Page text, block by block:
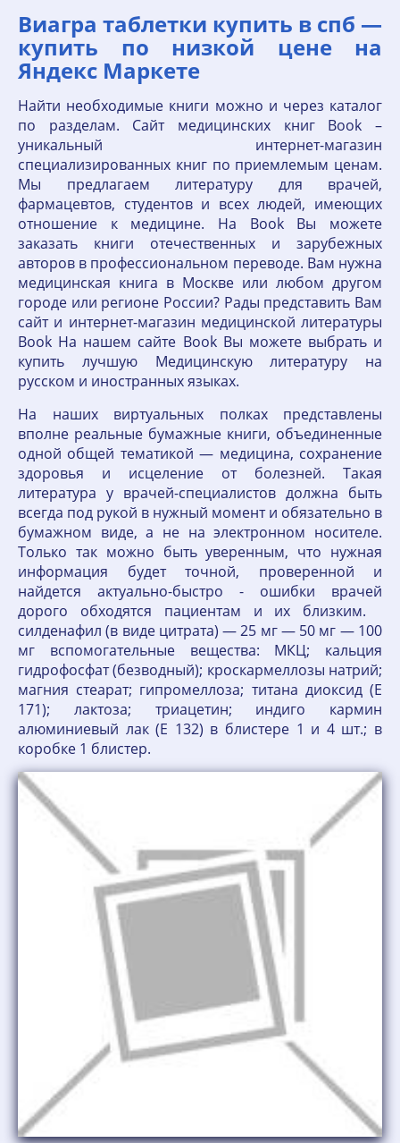
Виагра таблетки купить в спб —
купить по низкой цене на
Яндекс Маркете
Найти необходимые книги можно и через каталог
по разделам. Сайт медицинских книг Book –
уникальный интернет-магазин
специализированных книг по приемлемым ценам.
Мы предлагаем литературу для врачей,
фармацевтов, студентов и всех людей, имеющих
отношение к медицине. На Book Вы можете
заказать книги отечественных и зарубежных
авторов в профессиональном переводе. Вам нужна
медицинская книга в Москве или любом другом
городе или регионе России? Рады представить Вам
сайт и интернет-магазин медицинской литературы
Book На нашем сайте Book Вы можете выбрать и
купить лучшую Медицинскую литературу на
русском и иностранных языках.
На наших виртуальных полках представлены
вполне реальные бумажные книги, объединенные
одной общей тематикой — медицина, сохранение
здоровья и исцеление от болезней. Такая
литература у врачей-специалистов должна быть
всегда под рукой в нужный момент и обязательно в
бумажном виде, а не на электронном носителе.
Только так можно быть уверенным, что нужная
информация будет точной, проверенной и
найдется актуально-быстро - ошибки врачей
дорого обходятся пациентам и их близким.
силденафил (в виде цитрата) — 25 мг — 50 мг — 100
мг вспомогательные вещества: МКЦ; кальция
гидрофосфат (безводный); кроскармеллозы натрий;
магния стеарат; гипромеллоза; титана диоксид (E
171); лактоза; триацетин; индиго кармин
алюминиевый лак (E 132) в блистере 1 и 4 шт.; в
коробке 1 блистер.